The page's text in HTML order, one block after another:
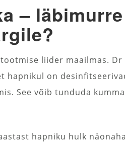
–
liider maailmas. Dr
hapnikul on
See võib tunduda
hapniku hulk